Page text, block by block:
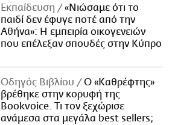
Εκπαίδευση
«Νιώσαμε ότι το
παιδί δεν έφυγε ποτέ από την
Αθήνα»: Η εμπειρία οικογενειών
που επέλεξαν σπουδές στην Κύπρο
Οδηγός Βιβλίου
Ο «Καθρέφτης»
βρέθηκε στην κορυφή της
Bookvoice. Τι τον ξεχώρισε
ανάμεσα στα μεγάλα best sellers;